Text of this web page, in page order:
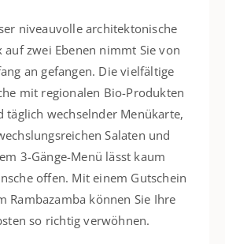
niveauvolle architektonische
auf zwei Ebenen nimmt Sie von
an gefangen. Die vielfältige
mit regionalen Bio-Produkten
täglich wechselnder Menükarte,
Salaten und
3-Gänge-Menü lässt kaum
offen. Mit einem Gutschein
Rambazamba können Sie Ihre
so richtig verwöhnen.